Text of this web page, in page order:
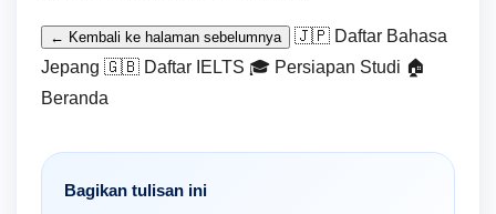
← Kembali ke halaman sebelumnya
🇯🇵 Daftar Bahasa
Jepang 🇬🇧 Daftar IELTS 🎓 Persiapan Studi 🏠
Beranda
Bagikan tulisan ini